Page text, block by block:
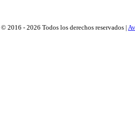
© 2016 - 2026 Todos los derechos reservados |